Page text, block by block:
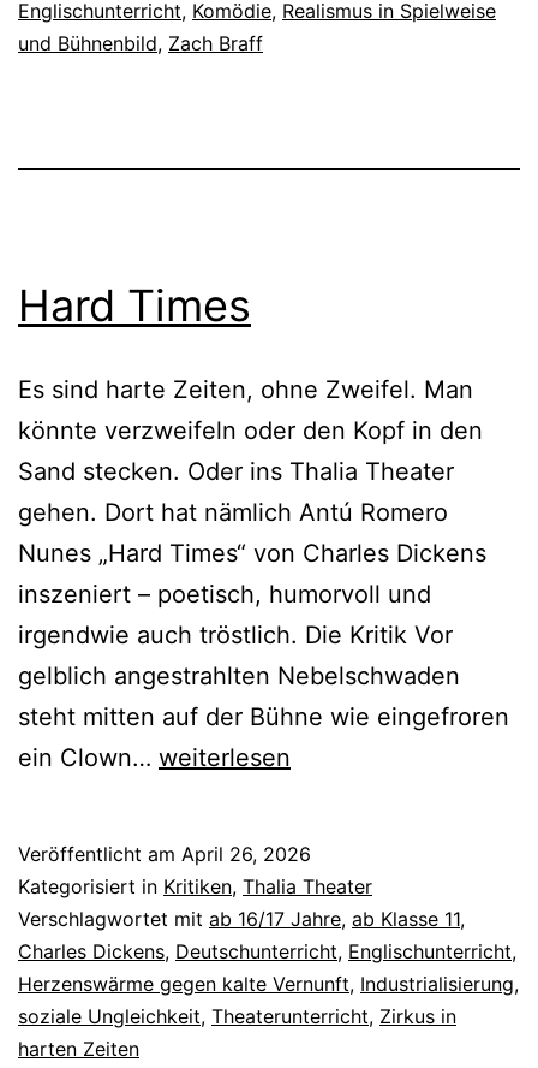
Englischunterricht, Komödie, Realismus in Spielweise
und Bühnenbild, Zach Braff
Hard Times
Es sind harte Zeiten, ohne Zweifel. Man
könnte verzweifeln oder den Kopf in den
Sand stecken. Oder ins Thalia Theater
gehen. Dort hat nämlich Antú Romero
Nunes „Hard Times“ von Charles Dickens
inszeniert – poetisch, humorvoll und
irgendwie auch tröstlich. Die Kritik Vor
gelblich angestrahlten Nebelschwaden
steht mitten auf der Bühne wie eingefroren
ein Clown… Hard
weiterlesen
Veröffentlicht am April 26, 2026
Kategorisiert in Kritiken, Thalia Theater
Verschlagwortet mit ab 16/17 Jahre, ab Klasse 11,
Charles Dickens, Deutschunterricht, Englischunterricht,
Herzenswärme gegen kalte Vernunft, Industrialisierung,
soziale Ungleichkeit, Theaterunterricht, Zirkus in
harten Zeiten